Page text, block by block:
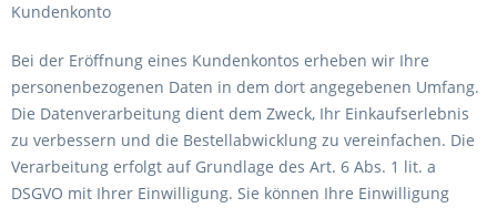
Kundenkonto
Bei der Eröffnung eines Kundenkontos erheben wir Ihre
personenbezogenen Daten in dem dort angegebenen Umfang.
Die Datenverarbeitung dient dem Zweck, Ihr Einkaufserlebnis
zu verbessern und die Bestellabwicklung zu vereinfachen. Die
Verarbeitung erfolgt auf Grundlage des Art. 6 Abs. 1 lit. a
DSGVO mit Ihrer Einwilligung. Sie können Ihre Einwilligung